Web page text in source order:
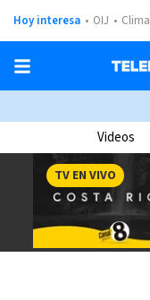
Hoy interesa OIJ Clima
Videos
TV EN VIVO